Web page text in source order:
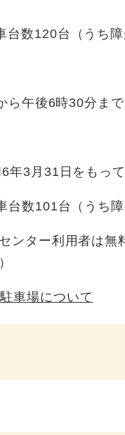
台数120台（うち
ら午後6時30分ま
6年3月31日をもっ
台数101台（うち
ンター利用者は
車場について